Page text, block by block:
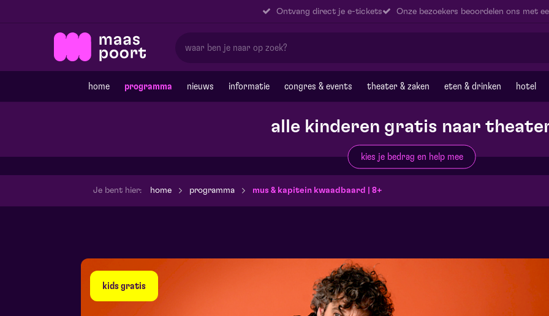
Ontvang direct je e-tickets Onze bezoekers beoordelen ons met
home programma nieuws informatie congres & events theater & zaken eten & drinken hotel
alle kinderen gratis naar
kies je bedrag en help mee
Je bent hier: home programma mus & kapitein kwaadbaard | 8+
kids gratis